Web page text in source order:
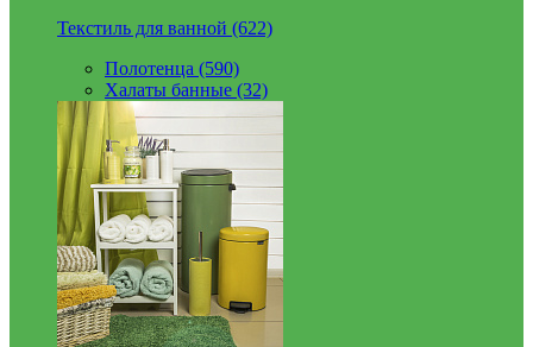
Текстиль для ванной (622)
Полотенца (590)
Халаты банные (32)